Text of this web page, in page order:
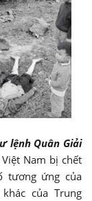
lệnh Quân Giải
Nam bị chết
tương ứng của
của Trung